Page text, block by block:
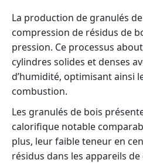
La production de granulés
compression de résidus de
pression. Ce processus
cylindres solides et denses
d’humidité, optimisant ainsi
combustion.
Les granulés de bois
calorifique notable
plus, leur faible teneur en
résidus dans les appareils